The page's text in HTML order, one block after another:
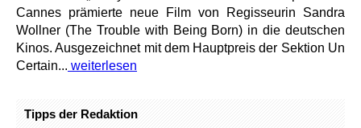
Cannes prämierte neue Film von Regisseurin Sandra
Wollner (The Trouble with Being Born) in die deutschen
Kinos. Ausgezeichnet mit dem Hauptpreis der Sektion Un
Certain... weiterlesen
Tipps der Redaktion